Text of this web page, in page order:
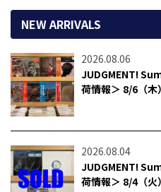
NEW ARRIVALS
2026.08.06
JUDGMENT!
荷情報＞ 8/6（
2026.08.04
JUDGMENT!
荷情報＞ 8/4（